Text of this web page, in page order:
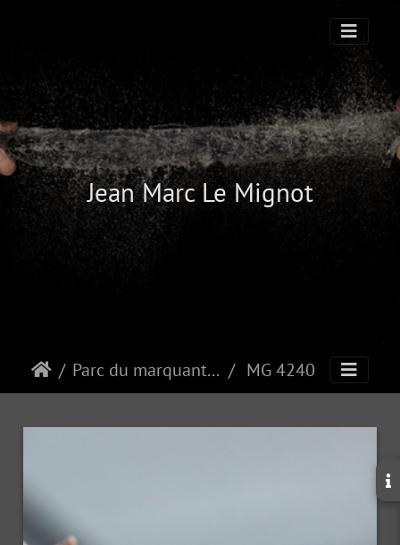
Jean Marc Le Mignot
Parc du marquanterre MG 4240